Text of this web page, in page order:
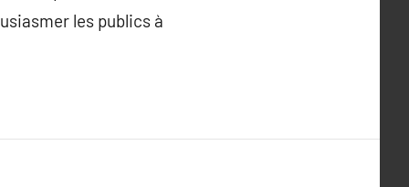
les publics à